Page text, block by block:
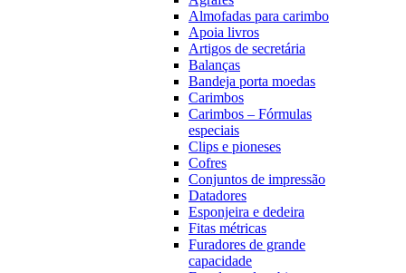
Almofadas para carimbo
Apoia livros
Artigos de secretária
Balanças
Bandeja porta moedas
Carimbos
Carimbos – Fórmulas
especiais
Clips e pioneses
Cofres
Conjuntos de impressão
Datadores
Esponjeira e dedeira
Fitas métricas
Furadores de grande
capacidade